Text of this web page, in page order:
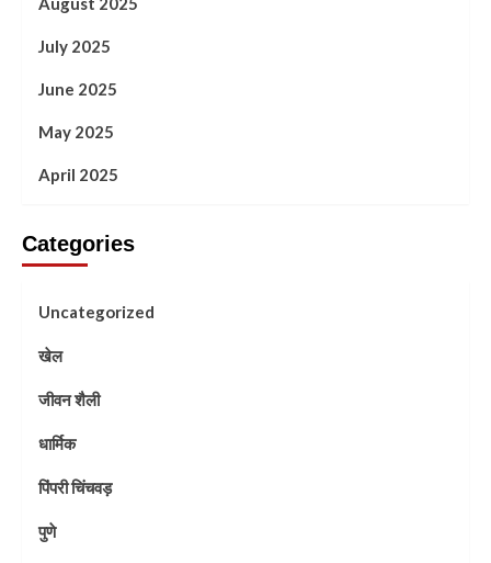
July 2025
June 2025
May 2025
April 2025
Categories
Uncategorized
खेल
जीवन शैली
धार्मिक
पिंपरी चिंचवड़
पुणे